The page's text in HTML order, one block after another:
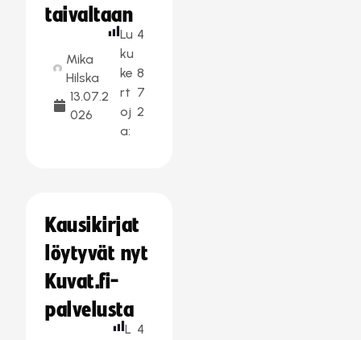
taivaltaan
Mika
Hilska
13.07.2
026
Lu
ku
ke
rt
oj
a:
4
8
7
2
Kausikirjat
löytyvät nyt
Kuvat.fi-
palvelusta
L 4